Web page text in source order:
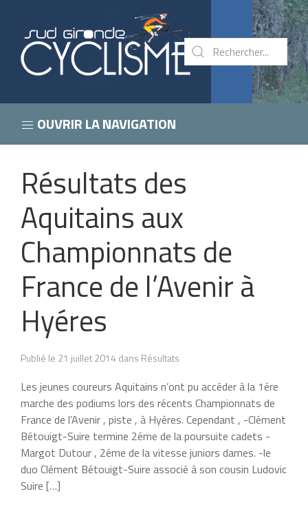
OUVRIR LA NAVIGATION
Résultats des
Aquitains aux
Championnats de
France de l’Avenir à
Hyéres
Publié le 21 juillet 2014 dans Résultats
Les jeunes coureurs Aquitains n’ont pu accéder à la 1ére
marche des podiums lors des récents Championnats de
France de l’Avenir , piste , à Hyéres. Cependant , -Clément
Bétouigt-Suire termine 2éme de la poursuite cadets -
Margot Dutour , 2éme de la vitesse juniors dames. -le
duo Clément Bétouigt-Suire associé à son cousin Ludovic
Suire […]